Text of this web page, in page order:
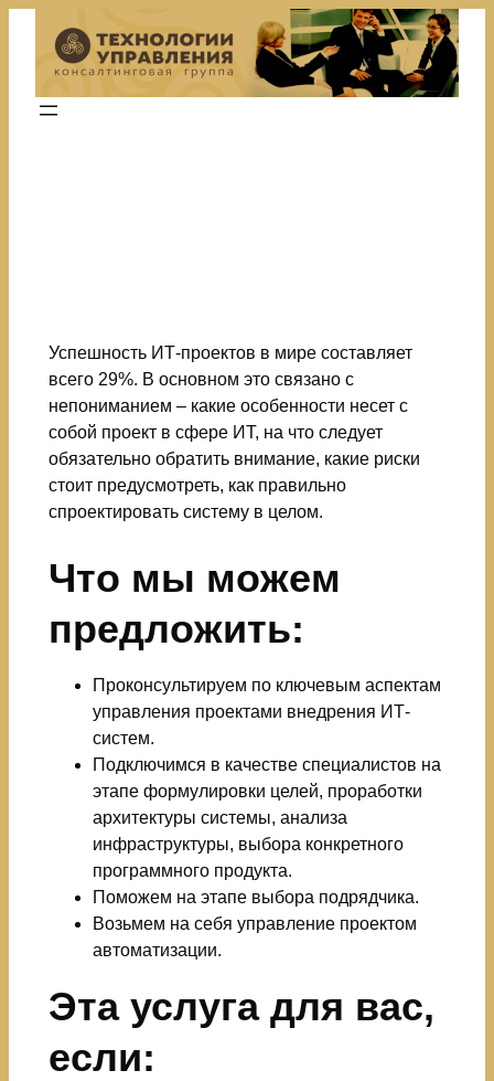
содержимому
Успешность ИТ-проектов в мире составляет
всего 29%. В основном это связано с
непониманием – какие особенности несет с
собой проект в сфере ИТ, на что следует
обязательно обратить внимание, какие риски
стоит предусмотреть, как правильно
спроектировать систему в целом.
Что мы можем
предложить:
Проконсультируем по ключевым аспектам
управления проектами внедрения ИТ-
систем.
Подключимся в качестве специалистов на
этапе формулировки целей, проработки
архитектуры системы, анализа
инфраструктуры, выбора конкретного
программного продукта.
Поможем на этапе выбора подрядчика.
Возьмем на себя управление проектом
автоматизации.
Эта услуга для вас,
если: